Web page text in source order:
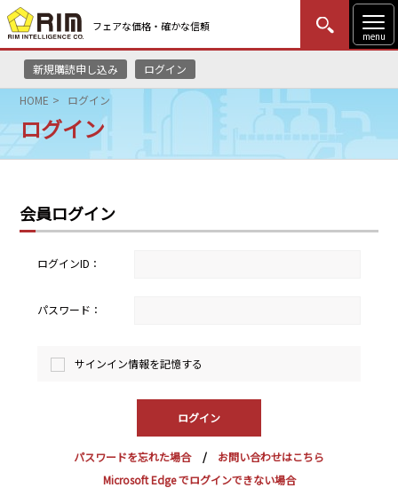
フェアな価格・確かな信頼
menu
新規購読申し込み ログイン
MENU
はじめての方
HOME
リムレポート
メソドロジー
研修・セミナー
English Website
瑞姆亜太能源諮問(北京)
HOME ログイン
ログイン
会員ログイン
ログインID：
パスワード：
サインイン情報を記憶する
パスワードを忘れた場合
お問い合わせはこちら
Microsoft Edge でログインできない場合